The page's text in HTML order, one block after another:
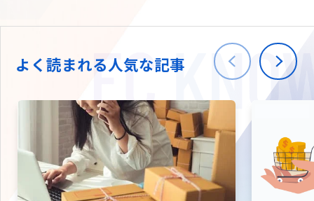
海外進出・現地
W2
拡張プラグイン一覧
会社情報
TW
よく読まれる人気な記事